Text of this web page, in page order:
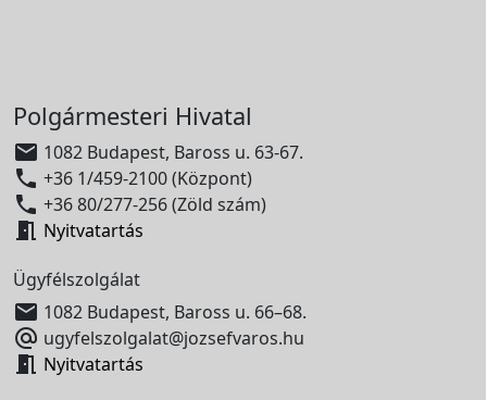
Polgármesteri Hivatal
 1082 Budapest, Baross u. 63-67.
 +36 1/459-2100 (Központ)
 +36 80/277-256 (Zöld szám)
 Nyitvatartás
Ügyfélszolgálat
 1082 Budapest, Baross u. 66–68.
 ugyfelszolgalat@jozsefvaros.hu
 Nyitvatartás